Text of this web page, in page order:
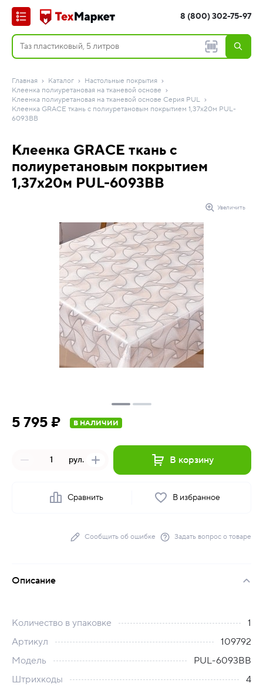
8 (800) 302-75-97
Главная Каталог
Настольные покрытия
Клеенка полиуретановая на тканевой основе
Клеенка полиуретановая на тканевой основе Серия PUL
Клеенка GRACE ткань с полиуретановым покрытием 1,37х20м PUL-
6093BB
Клеенка GRACE ткань с
полиуретановым покрытием
1,37х20м PUL-6093BB
Увеличить
5 795 ₽ В НАЛИЧИИ
рул. В корзину
Сравнить В избранное
Сообщить об ошибке Задать вопрос о товаре
Описание
Количество в упаковке
1
Артикул
109792
Модель
PUL-6093BB
Штрихкоды
4